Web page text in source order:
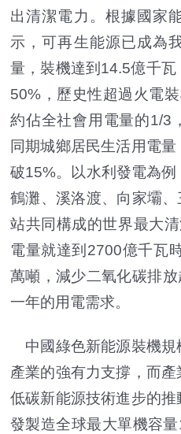
出清潔電力。根據國家
示，可再生能源已成為
量，裝機達到14.5億千
50%，歷史性超過火電
約佔全社會用電量的1/3
同期城鄉居民生活用電
破15%。以水利發電為
鶴灘、溪洛渡、向家壩
站共同構成的世界最大
電量就達到2700億千瓦
萬噸，減少二氧化碳排
一年的用電需求。
中國綠色新能源裝機規
產業的強有力支撐，而
低碳新能源技術進步的
發製造全球最大單機容